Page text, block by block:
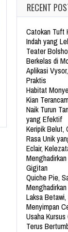
RECENT
Catokan Tuft
Indah yang
Teater
Berkelas di
Aplikasi
Praktis
Habitat
Kian
Naik Turun
yang Efektif
Keripik Belut,
Rasa Unik
Eclair,
Gigitan
Quiche Pie,
Laksa
Menyimpan
Usaha
Terus